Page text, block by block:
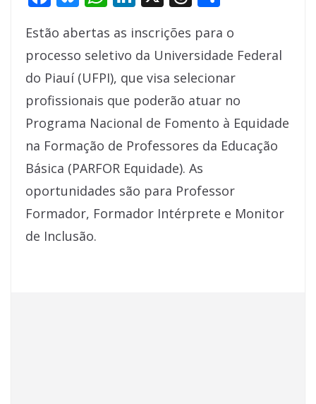
e
b
o
o
k
e
sk
y
at
s
A
p
p
k
e
dI
n
re
a
d
s
ar
e
Estão abertas as inscrições para o
processo seletivo da Universidade Federal
do Piauí (UFPI), que visa selecionar
profissionais que poderão atuar no
Programa Nacional de Fomento à Equidade
na Formação de Professores da Educação
Básica (PARFOR Equidade). As
oportunidades são para Professor
Formador, Formador Intérprete e Monitor
de Inclusão.